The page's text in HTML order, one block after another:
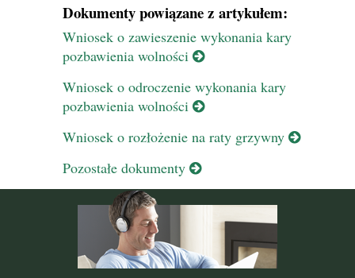
Dokumenty powiązane z artykułem:
Wniosek o zawieszenie wykonania kary
pozbawienia wolności
Wniosek o odroczenie wykonania kary
pozbawienia wolności
Wniosek o rozłożenie na raty grzywny
Pozostałe dokumenty